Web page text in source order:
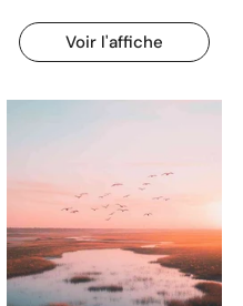
Voir l'affiche